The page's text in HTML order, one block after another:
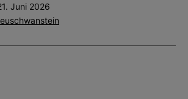
Juni 2026